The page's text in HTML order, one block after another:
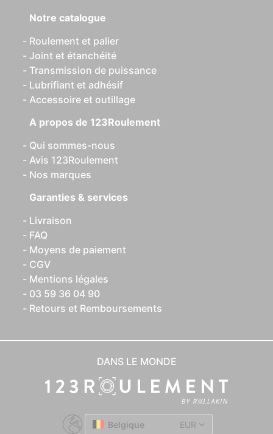
Notre catalogue
Roulement et palier
Joint et étanchéité
Transmission de puissance
Lubrifiant et adhésif
Accessoire et outillage
A propos de 123Roulement
Qui sommes-nous
Avis 123Roulement
Nos marques
Garanties & services
Livraison
FAQ
Moyens de paiement
CGV
Mentions légales
03 59 36 04 90
Retours et Remboursements
DANS LE MONDE
Belgique EUR